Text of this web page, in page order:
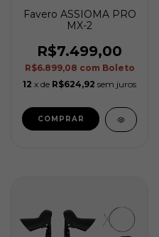
Favero ASSIOMA PRO
MX-2
R$7.499,00
R$6.899,08 com Boleto
12 x de R$624,92 sem juros